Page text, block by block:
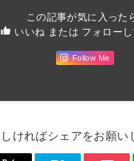
この記事が気に入った
いいね または フォローし
Follow Me
ければシェアをお願い